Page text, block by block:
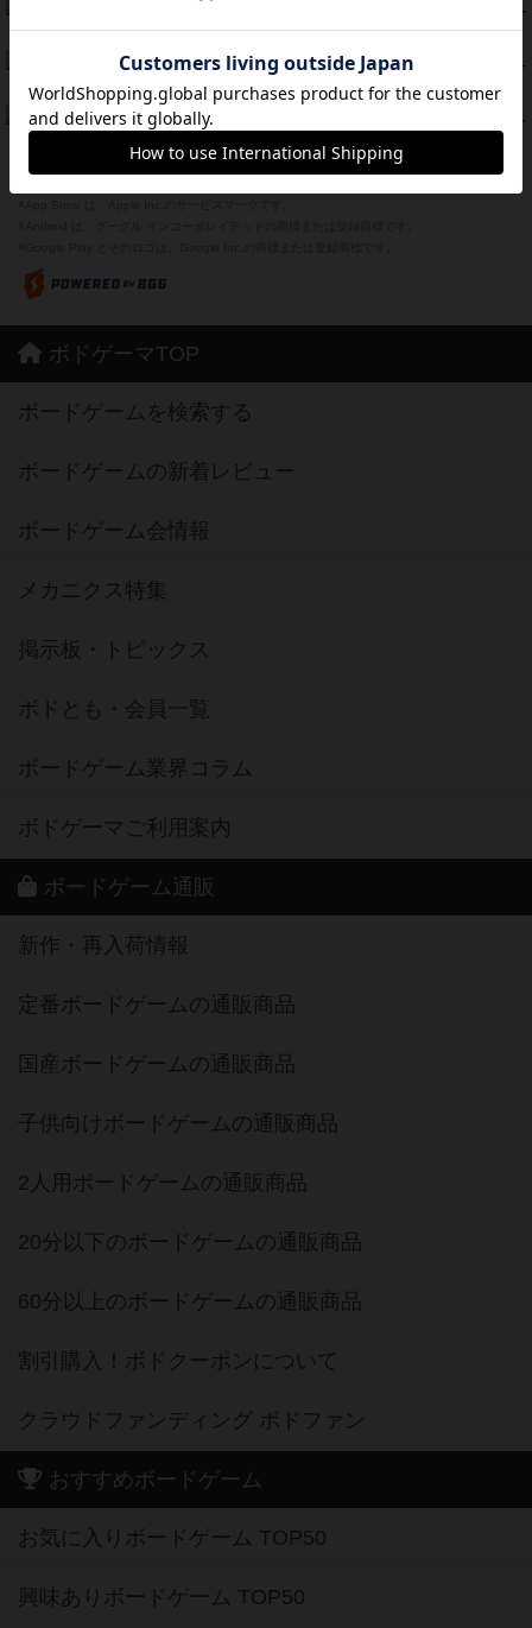
PT
PT
スーパーストア3000
PT
フリップ７：復讐心とともに
ボドゲーマTOP
ボードゲームを検索する
ボードゲームの新着レビュー
ボードゲーム会情報
メカニクス特集
掲示板・トピックス
ボドとも・会員一覧
ボードゲーム業界コラム
ボドゲーマご利用案内
ボードゲーム通販
新作・再入荷情報
定番ボードゲームの通販商品
国産ボードゲームの通販商品
子供向けボードゲームの通販商品
2人用ボードゲームの通販商品
20分以下のボードゲームの通販商品
60分以上のボードゲームの通販商品
割引購入！ボドクーポンについて
クラウドファンディング ボドファン
おすすめボードゲーム
お気に入りボードゲーム TOP50
興味ありボードゲーム TOP50